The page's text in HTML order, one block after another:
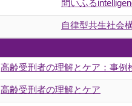
問いふる
自律型共生社会
高齢受刑者の理解とケア：事例
高齢受刑者の理解とケア